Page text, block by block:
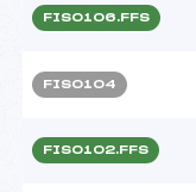
FIS0106.FFS
FIS0104
FIS0102.FFS